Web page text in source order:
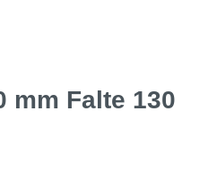
mm Falte 130